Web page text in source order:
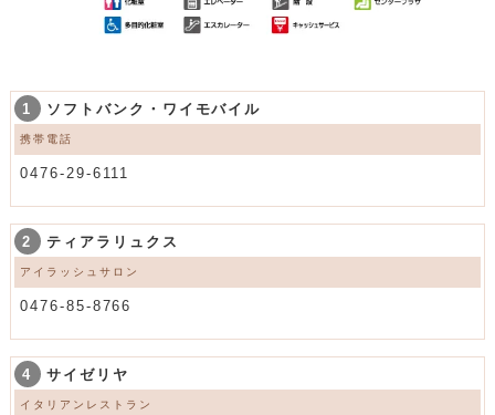
1 ソフトバンク・ワイモバイル
携帯電話
0476-29-6111
2 ティアラリュクス
アイラッシュサロン
0476-85-8766
4 サイゼリヤ
イタリアンレストラン